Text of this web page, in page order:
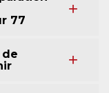
77
de